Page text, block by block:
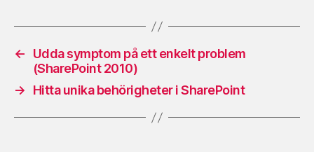
←
Udda symptom på ett enkelt problem
(SharePoint 2010)
→
Hitta unika behörigheter i SharePoint